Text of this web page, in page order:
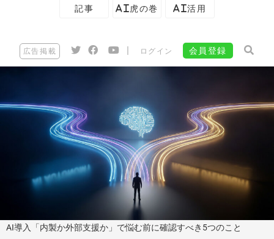
記事 AI虎の巻 AI活用
広告掲載 ログイン 会員登録
AI導入「内製か外部支援か」で悩む前に確認すべき5つのこと